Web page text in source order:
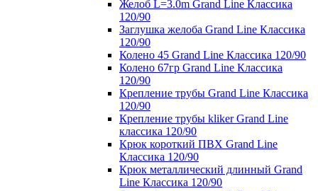
Желоб L=3.0m Grand Line Классика
120/90
Заглушка желоба Grand Line Классика
120/90
Колено 45 Grand Line Классика 120/90
Колено 67гр Grand Line Классика
120/90
Крепление трубы Grand Line Классика
120/90
Крепление трубы kliker Grand Line
классика 120/90
Крюк короткий ПВХ Grand Line
Классика 120/90
Крюк металлический длинный Grand
Line Классика 120/90